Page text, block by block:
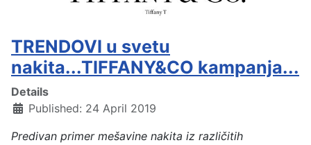
TRENDOVI u svetu
nakita...TIFFANY&CO kampanja...
Details
Published: 24 April 2019
Predivan primer mešavine nakita iz različitih